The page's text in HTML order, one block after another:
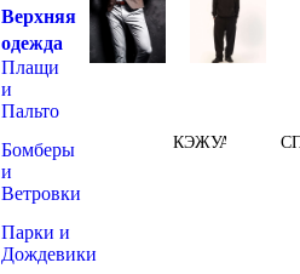
Верхняя
одежда
Плащи
и
Пальто
Бомберы
и
Ветровки
Парки и
Дождевики
КЭЖУАЛ